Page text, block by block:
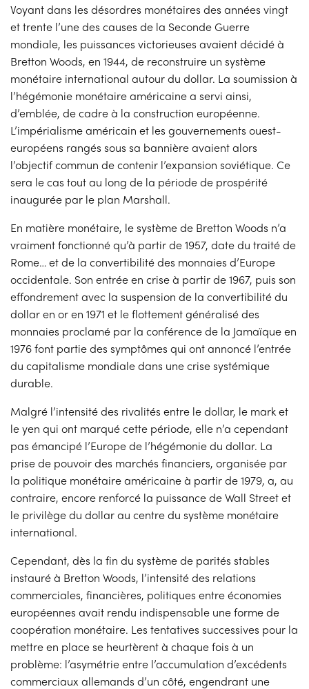
Voyant dans les désordres monétaires des années vingt
et trente l’une des causes de la Seconde Guerre
mondiale, les puissances victorieuses avaient décidé à
Bretton Woods, en 1944, de reconstruire un système
monétaire international autour du dollar. La soumission à
l’hégémonie monétaire américaine a servi ainsi,
d’emblée, de cadre à la construction européenne.
L’impérialisme américain et les gouvernements ouest-
européens rangés sous sa bannière avaient alors
l’objectif commun de contenir l’expansion soviétique. Ce
sera le cas tout au long de la période de prospérité
inaugurée par le plan Marshall.
En matière monétaire, le système de Bretton Woods n’a
vraiment fonctionné qu’à partir de 1957, date du traité de
Rome… et de la convertibilité des monnaies d’Europe
occidentale. Son entrée en crise à partir de 1967, puis son
effondrement avec la suspension de la convertibilité du
dollar en or en 1971 et le flottement généralisé des
monnaies proclamé par la conférence de la Jamaïque en
1976 font partie des symptômes qui ont annoncé l’entrée
du capitalisme mondiale dans une crise systémique
durable.
Malgré l’intensité des rivalités entre le dollar, le mark et
le yen qui ont marqué cette période, elle n’a cependant
pas émancipé l’Europe de l’hégémonie du dollar. La
prise de pouvoir des marchés financiers, organisée par
la politique monétaire américaine à partir de 1979, a, au
contraire, encore renforcé la puissance de Wall Street et
le privilège du dollar au centre du système monétaire
international.
Cependant, dès la fin du système de parités stables
instauré à Bretton Woods, l’intensité des relations
commerciales, financières, politiques entre économies
européennes avait rendu indispensable une forme de
coopération monétaire. Les tentatives successives pour la
mettre en place se heurtèrent à chaque fois à un
problème: l’asymétrie entre l’accumulation d’excédents
commerciaux allemands d’un côté, engendrant une